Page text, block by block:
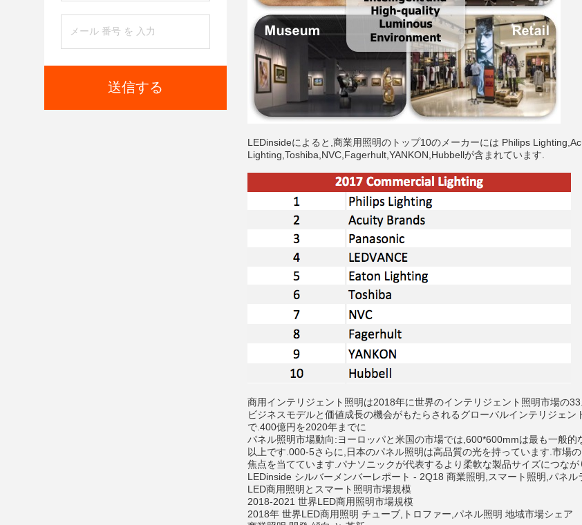
送信する
LEDinsideによると,商業用照明のトップ10のメーカーには Philips
Lighting,Toshiba,NVC,Fagerhult,YANKON,Hubbellが含まれています.
商用インテリジェント照明は2018年に世界のインテリジェント照明市場の
ビジネスモデルと価値成長の機会がもたらされるグローバルインテリジェ
で.400億円を2020年までに
パネル照明市場動向:ヨーロッパと米国の市場では,600*600mmは最も一般
以上です.000-5さらに,日本のパネル照明は高品質の光を持っています.市場
焦点を当てています.パナソニックが代表するより柔軟な製品サイズにつなが
LEDinside シルバーメンバーレポート - 2Q18 商業照明,スマート照明,パネル
LED商用照明とスマート照明市場規模
2018-2021 世界LED商用照明市場規模
2018年 世界LED商用照明 チューブ,トロファー,パネル照明 地域市場シェア